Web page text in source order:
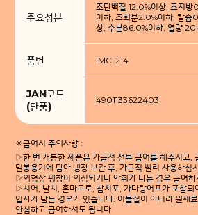
주요성분
조단백질 12.0%이상, 조지방
이하, 조회분2.0%이하, 칼슘
상, 수분86.0%이하, 열량
품번 IMC-214
JAN코드
(단품)
4901133622403
※급여시 주의사항 :
▷한 번 개봉한 제품은 가급적 전부 급여를 해주시고,
밀봉용기에 담아 냉장 보관 후, 가급적 빨리 사용하십
▷외형상 팽창이 의심되거나 악취가 나는 경우 급여하
▷치어, 날치, 혼마구로, 참치포, 가다랑어포가 포함되
입자가 남는 경우가 있습니다. 이물질이 아니라 원재
안심하고 급여하셔도 됩니다.